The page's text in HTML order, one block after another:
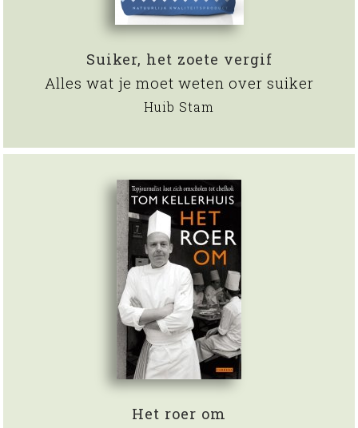
Suiker, het zoete vergif
Alles wat je moet weten over suiker
Huib Stam
Het roer om